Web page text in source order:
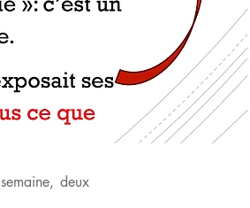
deux